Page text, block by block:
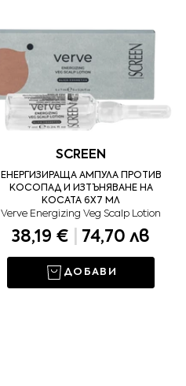
SCREEN
ЕНЕРГИЗИРАЩА АМПУЛА ПРОТИВ
КОСОПАД И ИЗТЪНЯВАНЕ НА
КОСАТА 6Х7 МЛ
Verve Energizing Veg Scalp Lotion
38,19 € 74,70 лв
ДОБАВИ